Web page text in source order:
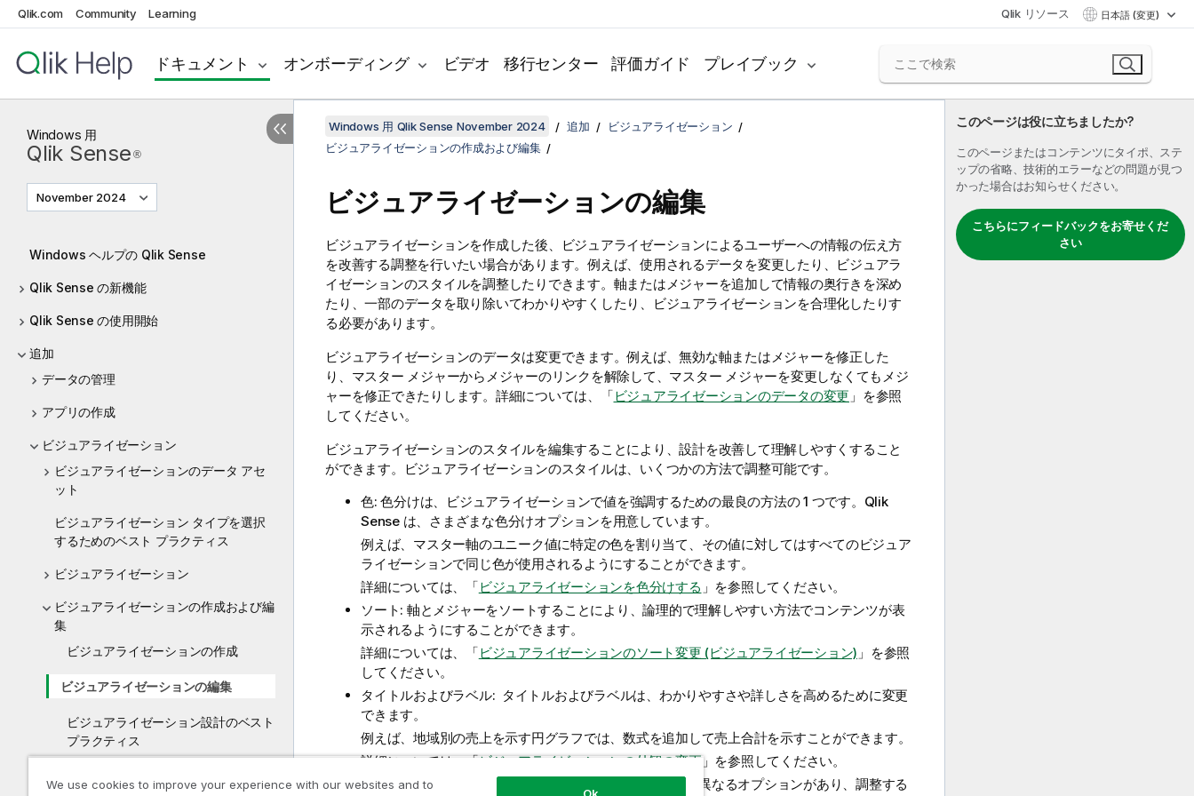
Qlik.com Community Learning Qlik リソース 日本語 (変更)
ドキュメント オンボーディング ビデオ 移行センター 評価ガイド プレイブック
Windows 用
Qlik Sense ®
November 2024
Windows ヘルプの Qlik Sense
Qlik Sense の新機能
Qlik Sense の使用開始
追加
データの管理
アプリの作成
ビジュアライゼーション
ビジュアライゼーションのデータ アセ
ット
ビジュアライゼーション タイプを選択
するためのベスト プラクティス
ビジュアライゼーション
ビジュアライゼーションの作成および編
集
ビジュアライゼーションの作成
ビジュアライゼーションの編集
ビジュアライゼーション設計のベスト
プラクティス
アライゼーションの作成
このページは役に立ちましたか?
このページまたはコンテンツにタイポ、ステ
ップの省略、技術的エラーなどの問題が見つ
かった場合はお知らせください。
こちらにフィードバックをお寄せくだ
さい
Windows 用 Qlik Sense November 2024 追加
ビジュアライゼーション
ビジュアライゼーションの作成および編集
ビジュアライゼーションの編集
ビジュアライゼーションを作成した後、ビジュアライゼーションによるユーザーへの情報の伝え方
を改善する調整を行いたい場合があります。例えば、使用されるデータを変更したり、ビジュアラ
イゼーションのスタイルを調整したりできます。軸またはメジャーを追加して情報の奥行きを深め
たり、一部のデータを取り除いてわかりやすくしたり、ビジュアライゼーションを合理化したりす
る必要があります。
ビジュアライゼーションのデータは変更できます。例えば、無効な軸またはメジャーを修正した
り、マスター メジャーからメジャーのリンクを解除して、マスター メジャーを変更しなくてもメジ
ャーを修正できたりします。詳細については、「ビジュアライゼーションのデータの変更 」を参照
してください。
ビジュアライゼーションのスタイルを編集することにより、設計を改善して理解しやすくすること
ができます。ビジュアライゼーションのスタイルは、いくつかの方法で調整可能です。
色: 色分けは、ビジュアライゼーションで値を強調するための最良の方法の 1 つです。 Qlik
Senseは、さまざまな色分けオプションを用意しています。
例えば、マスター軸のユニーク値に特定の色を割り当て、その値に対してはすべてのビジュア
ライゼーションで同じ色が使用されるようにすることができます。
詳細については、「ビジュアライゼーションを色分けする 」を参照してください。
ソート: 軸とメジャーをソートすることにより、論理的で理解しやすい方法でコンテンツが表
示されるようにすることができます。
詳細については、「ビジュアライゼーションのソート変更 (ビジュアライゼーション) 」を参照
してください。
タイトルおよびラベル: タイトルおよびラベルは、わかりやすさや詳しさを高めるために変更
できます。
例えば、地域別の売上を示す円グラフでは、数式を追加して売上合計を示すことができます。
詳細については、「ビジュアライゼーションの外観の変更」を参照してください。
プレゼンテーション: 異なるビジュアライゼーションには異なるオプションがあり、調整する
We use cookies to improve your experience with our websites and to